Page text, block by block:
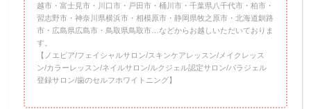
越市・富士見市・川口市・戸田市・桶川市・千葉県八千代市・柏市・
習志野市・神奈川県横浜市・相模原市・静岡県牧之原市・北海道釧路
市・広島県広島市・鳥取県鳥取市…などからお越しいただいておりま
す。
【ノエビア/フェイシャルサロン/スキンケアレッスン/メイクレッス
ン/カラーレッスン/ネイルサロン/ルクジェル認定サロン/パラジェル
登録サロン/歯のセルフホワイトニング】